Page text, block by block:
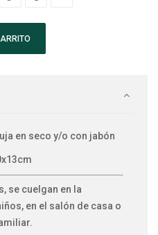
en seco y/o con jabón
se cuelgan en la
en el salón de casa o